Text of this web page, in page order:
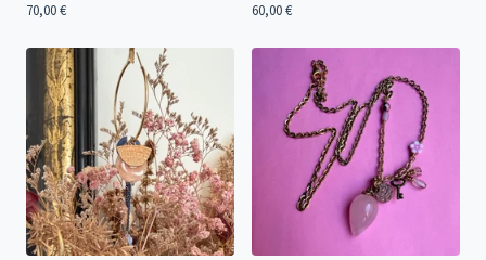
70,00€ 60,00€